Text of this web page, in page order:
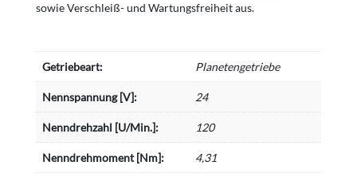
sowie Verschleiß- und Wartungsfreiheit aus.
Getriebeart: Planetengetriebe
Nennspannung [V]: 24
Nenndrehzahl [U/Min.]: 120
Nenndrehmoment [Nm]: 4,31